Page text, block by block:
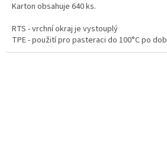
Karton obsahuje 640 ks.
RTS - vrchní okraj je vystouplý
TPE - použití pro pasteraci do 100°C po
Není vhodné pro tuky a oleje.